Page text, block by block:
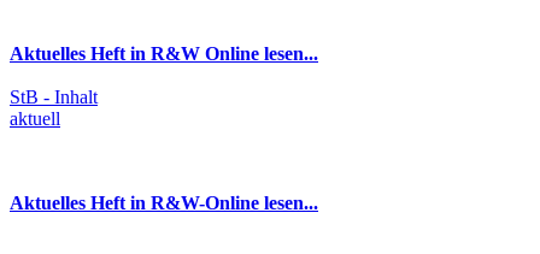
Aktuelles Heft in R&W Online lesen...
StB - Inhalt
aktuell
Aktuelles Heft in R&W-Online lesen...